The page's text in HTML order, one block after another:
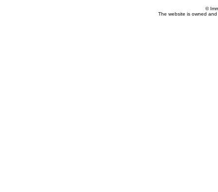
©
The website is owned